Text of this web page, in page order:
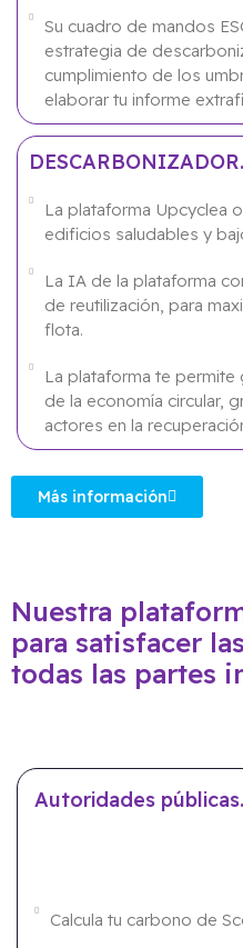
Su cuadro de mandos
estrategia de
cumplimiento de los
elaborar tu informe
DESCARBONIZADOR.
La plataforma Upcyclea
edificios saludables y
La IA de la plataforma
de reutilización, para
flota.
La plataforma te
de la economía circular,
actores en la
Más información
Nuestra
para satisfacer
todas las partes
Autoridades públicas.
Calcula tu carbono de